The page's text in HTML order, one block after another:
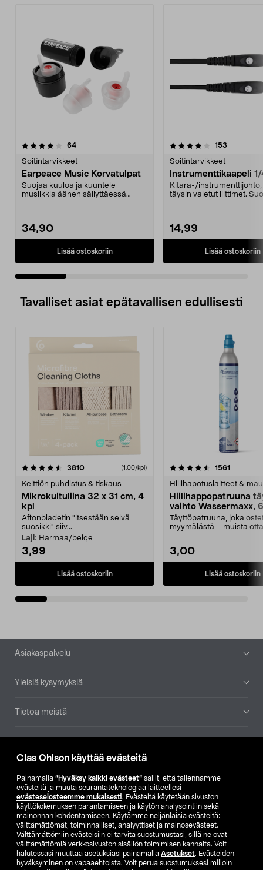
Clas Ohlson käyttää evästeitä
Painamalla ”Hyväksy kaikki evästeet” sallit, että tallennamme
evästeitä ja muuta seurantateknologiaa laitteellesi
evästeselosteemme mukaisesti. Evästeitä käytetään sivuston
käyttökokemuksen parantamiseen ja käytön analysointiin sekä
mainonnan kohdentamiseen. Käytämme neljänlaisia evästeitä:
välttämättömät, toiminnalliset, analyyttiset ja mainosevästeet.
Välttämättömiin evästeisiin ei tarvita suostumustasi, sillä ne ovat
välttämättömiä verkkosivuston sisällön toimimisen kannalta. Voit
halutessasi muuttaa asetuksiasi painamalla Asetukset. Evästeiden
hyväksyminen on vapaaehtoista. Voit perua suostumuksesi milloin
64arvostelut
Soitintarvikkeet
Earpeace Music Korvatulpat
Suojaa kuuloa ja kuuntele
musiikkia äänen säilyttäessä
34,90
Lisää ostoskoriin
4.0 viidestä
153
Soitintarvikkeet
Instrumenttikaapeli
Kitara-/instrumenttijohto,
täysin valetut liittimet.
14,99
Lisää ostoskoriin
4.5 viidestä
Tavalliset asiat epätavallisen edullisesti
3810arvostelut (1,00/kpl)
Keittiön puhdistus & tiskaus
Mikrokuituliina 32 x 31 cm, 4
kpl
Aftonbladetin "itsestään selvä
suosikki" siiv...
Laji: Harmaa/beige
3,99
Lisää ostoskoriin
4.5viidestä
1561
Hiilihapotuslaitteet &
Hiilihappopatruuna
vaihto Wassermaxx,
Täyttöpatruuna, joka
myymälästä – muista
3,00
Lisää ostoskoriin
4.5viidestä
Alatunniste
Asiakaspalvelu
Yleisiä kysymyksiä
Tietoa meistä
Etsi myymälä
SE NO FI
FI SV